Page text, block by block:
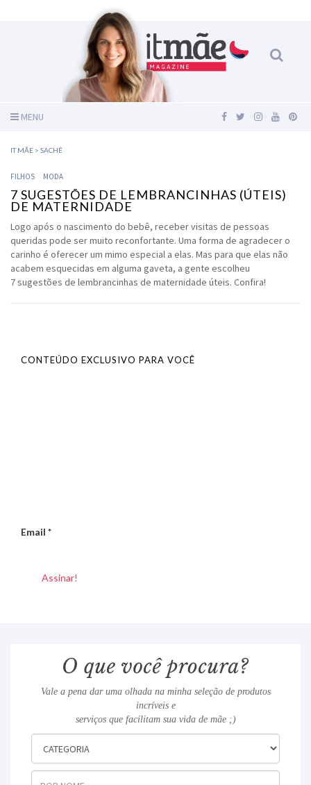
MENU
IT MÃE > SACHÊ
FILHOS MODA
7 SUGESTÕES DE LEMBRANCINHAS (ÚTEIS)
DE MATERNIDADE
Logo após o nascimento do bebê, receber visitas de pessoas
queridas pode ser muito reconfortante. Uma forma de agradecer o
carinho é oferecer um mimo especial a elas. Mas para que elas não
acabem esquecidas em alguma gaveta, a gente escolheu
7 sugestões de lembrancinhas de maternidade úteis. Confira!
CONTEÚDO EXCLUSIVO PARA VOCÊ
Email *
Vale a pena dar uma olhada na minha seleção de produtos
incríveis e
serviços que facilitam sua vida de mãe ;)